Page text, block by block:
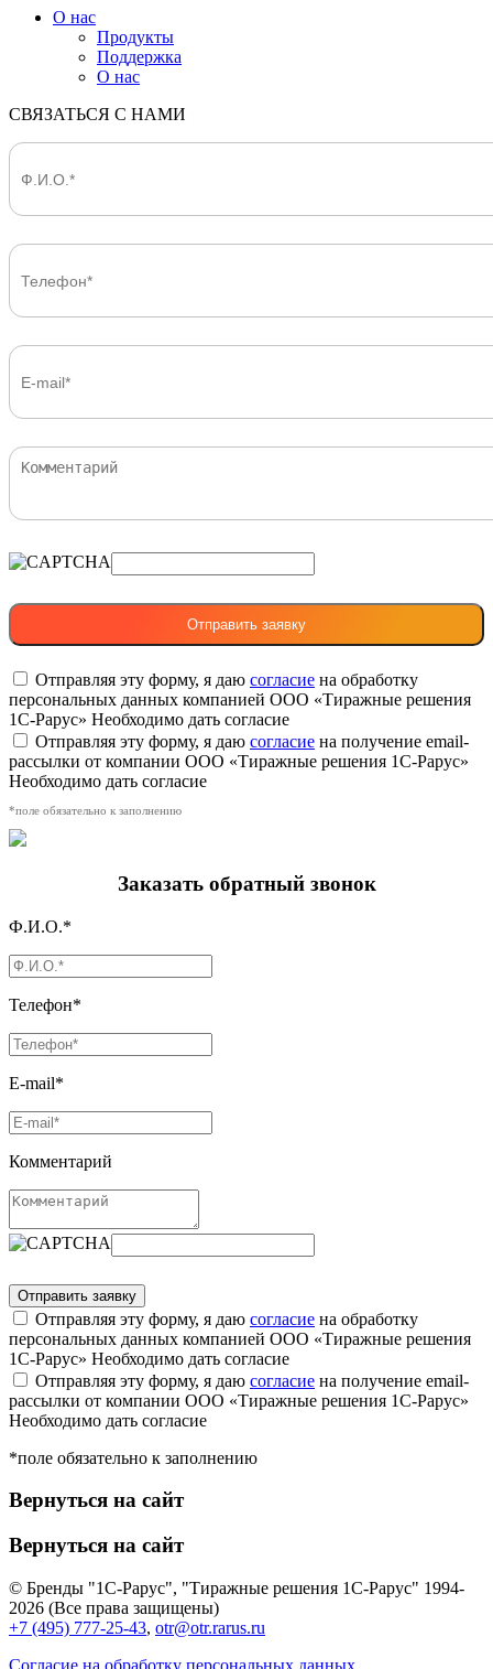
О нас
Продукты
Поддержка
О нас
СВЯЗАТЬСЯ С НАМИ
Отправляя эту форму, я даю согласие на обработку
персональных данных компанией ООО «Тиражные решения
1С-Рарус» Необходимо дать согласие
Отправляя эту форму, я даю согласие на получение email-
рассылки от компании ООО «Тиражные решения 1С-Рарус»
Необходимо дать согласие
*поле обязательно к заполнению
Заказать обратный звонок
Ф.И.О.*
Телефон*
E-mail*
Комментарий
Отправляя эту форму, я даю согласие на обработку
персональных данных компанией ООО «Тиражные решения
1С-Рарус» Необходимо дать согласие
Отправляя эту форму, я даю согласие на получение email-
рассылки от компании ООО «Тиражные решения 1С-Рарус»
Необходимо дать согласие
*поле обязательно к заполнению
Вернуться на сайт
Вернуться на сайт
© Бренды "1С-Рарус", "Тиражные решения 1С-Рарус" 1994-
2026 (Все права защищены)
+7 (495) 777-25-43, otr@otr.rarus.ru
Согласие на обработку персональных данных